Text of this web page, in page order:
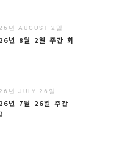
년 AUGUST 2일
년 8월 2일 주간 회
년 JULY 26일
년 7월 26일 주간